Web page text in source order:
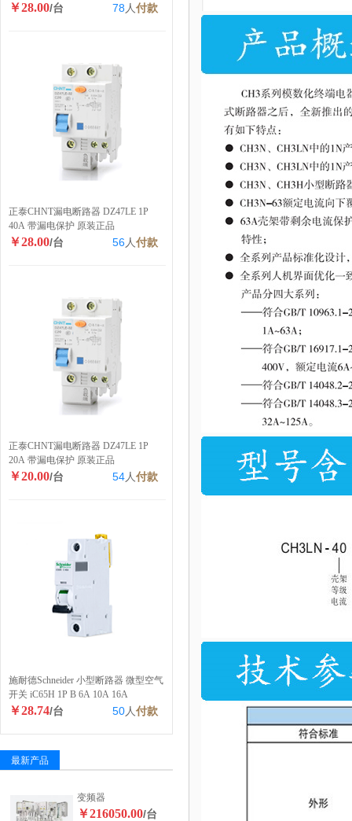
￥28.00/台 78 人付款
正泰CHNT漏电断路器 DZ47LE 1P
40A 带漏电保护 原装正品
￥28.00/台 56人付款
正泰CHNT漏电断路器 DZ47LE 1P
20A 带漏电保护 原装正品
￥20.00/台 54人付款
施耐德Schneider 小型断路器 微型空气
开关 iC65H 1P B 6A 10A 16A
￥28.74/台 50人付款
最新产品
变频器
￥216050.00/台